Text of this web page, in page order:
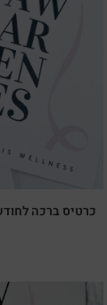
כרטיס ברכה